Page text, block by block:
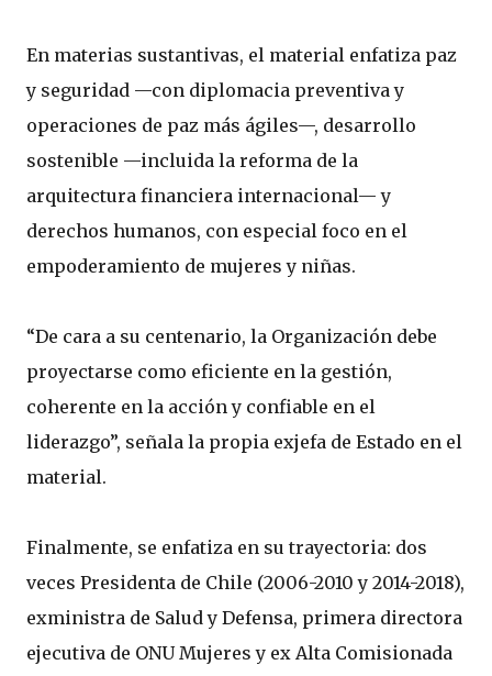
En materias sustantivas, el material enfatiza paz
y seguridad —con diplomacia preventiva y
operaciones de paz más ágiles—, desarrollo
sostenible —incluida la reforma de la
arquitectura financiera internacional— y
derechos humanos, con especial foco en el
empoderamiento de mujeres y niñas.
“De cara a su centenario, la Organización debe
proyectarse como eficiente en la gestión,
coherente en la acción y confiable en el
liderazgo”, señala la propia exjefa de Estado en el
material.
Finalmente, se enfatiza en su trayectoria: dos
veces Presidenta de Chile (2006-2010 y 2014-2018),
exministra de Salud y Defensa, primera directora
ejecutiva de ONU Mujeres y ex Alta Comisionada